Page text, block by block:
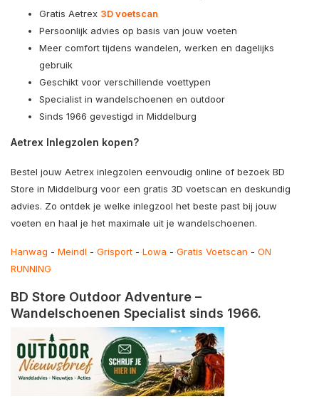
Gratis Aetrex 3D voetscan
Persoonlijk advies op basis van jouw voeten
Meer comfort tijdens wandelen, werken en dagelijks
gebruik
Geschikt voor verschillende voettypen
Specialist in wandelschoenen en outdoor
Sinds 1966 gevestigd in Middelburg
Aetrex Inlegzolen kopen?
Bestel jouw Aetrex inlegzolen eenvoudig online of bezoek BD
Store in Middelburg voor een gratis 3D voetscan en deskundig
advies. Zo ontdek je welke inlegzool het beste past bij jouw
voeten en haal je het maximale uit je wandelschoenen.
Hanwag - Meindl - Grisport - Lowa - Gratis Voetscan - ON
RUNNING
BD Store Outdoor Adventure –
Wandelschoenen Specialist sinds 1966.